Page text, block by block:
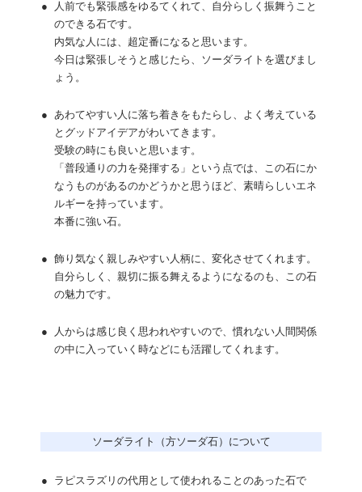
●
人前でも緊張感をゆるてくれて、自分らしく振舞うこと
のできる石です。
内気な人には、超定番になると思います。
今日は緊張しそうと感じたら、ソーダライトを選びまし
ょう。
●
あわてやすい人に落ち着きをもたらし、よく考えている
とグッドアイデアがわいてきます。
受験の時にも良いと思います。
「普段通りの力を発揮する」という点では、この石にか
なうものがあるのかどうかと思うほど、素晴らしいエネ
ルギーを持っています。
本番に強い石。
●
飾り気なく親しみやすい人柄に、変化させてくれます。
自分らしく、親切に振る舞えるようになるのも、この石
の魅力です。
●
人からは感じ良く思われやすいので、慣れない人間関係
の中に入っていく時などにも活躍してくれます。
ソーダライト（方ソーダ石）について
●
ラピスラズリの代用として使われることのあった石で